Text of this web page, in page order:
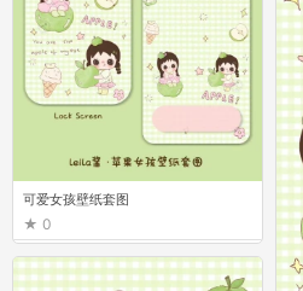
可爱女孩壁纸套图
0